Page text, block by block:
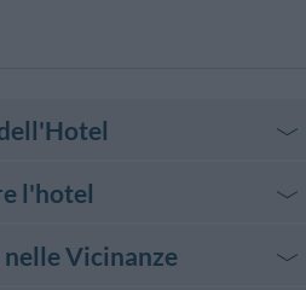
l'hotel
uscire a Desenzano.
Vicinanze